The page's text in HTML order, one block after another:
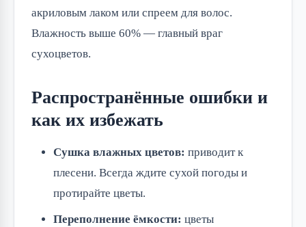
акриловым лаком или спреем для волос.
Влажность выше 60% — главный враг
сухоцветов.
Распространённые ошибки и
как их избежать
Сушка влажных цветов: приводит к
плесени. Всегда ждите сухой погоды и
протирайте цветы.
Переполнение ёмкости: цветы